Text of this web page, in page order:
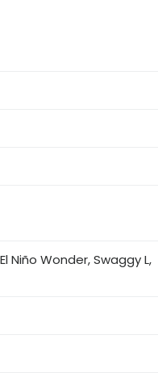
Niño Wonder, Swaggy L,